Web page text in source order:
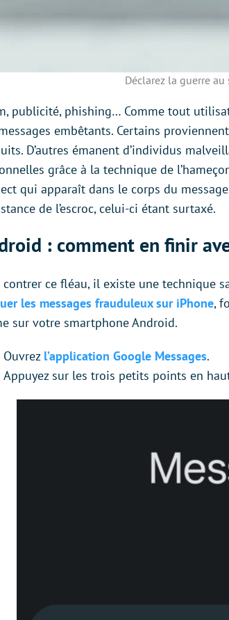
Déclarez la guerre
publicité, phishing… Comme tout
embêtants. Certains
D’autres émanent d’individus
grâce à la technique de
qui apparaît dans le corps du
de l’escroc, celui-ci étant surtaxé.
: comment en finir
contrer ce fléau, il existe une technique
les messages frauduleux sur iPhone,
sur votre smartphone Android.
Ouvrez l’application Google Messages.
Appuyez sur les trois petits points en